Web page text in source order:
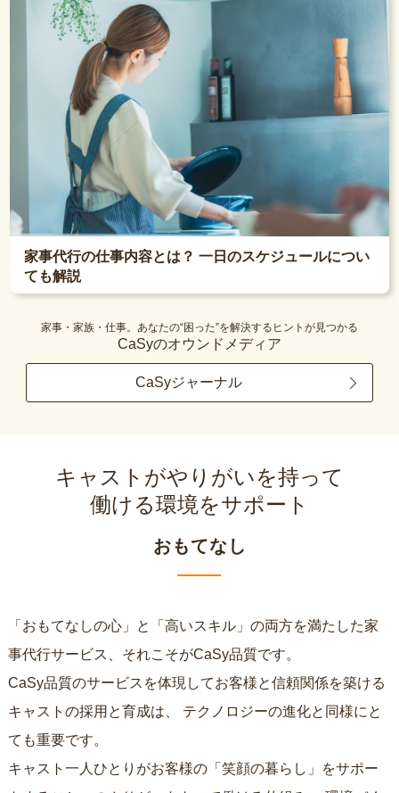
家事代行の仕事内容とは？ 一日のスケジュールについ
ても解説
家事・家族・仕事。あなたの“困った”を解決するヒントが見つかる
CaSyのオウンドメディア
CaSyジャーナル
キャストがやりがいを持って
働ける環境をサポート
おもてなし
「おもてなしの心」と「高いスキル」の両方を満たした家
事代行サービス、それこそがCaSy品質です。
CaSy品質のサービスを体現してお客様と信頼関係を築ける
キャストの採用と育成は、
ても重要です。
キャスト一人ひとりがお客様の「笑顔の暮らし」をサポー